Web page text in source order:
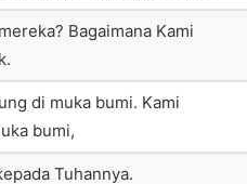
Bagaimana Kami
di muka bumi. Kami
bumi,
Tuhannya.